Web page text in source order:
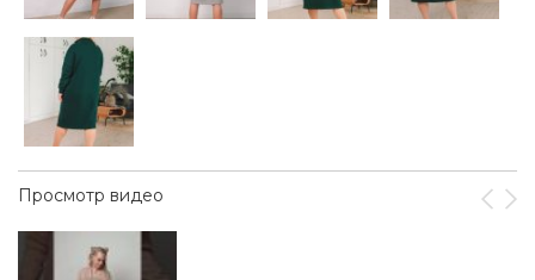
Просмотр видео